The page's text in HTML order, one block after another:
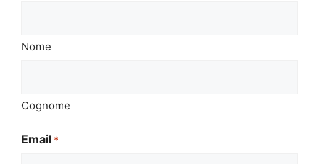
Nome
Cognome
Email *